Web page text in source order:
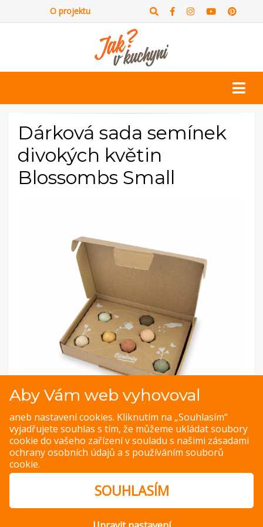
O projektu
Dárková sada semínek
divokých květin
Blossombs Small
Aby Vám web vyhovoval
aneb nastavení cookies. Kliknutím na „Souhlasím“
vyjadřujete souhlas s tím, že můžeme ukládat soubory
cookie do vašeho zařízení v souladu s našimi zásadami
ochrany osobních údajů a s používáním souborů
cookie.
SOUHLASÍM